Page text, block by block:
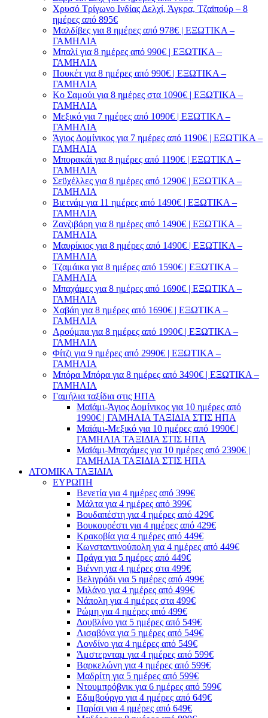
Χρυσό Τρίγωνο Ινδίας Δελχί, Άγκρα, Τζαϊπούρ – 8
ημέρες από 895€
Μαλδίβες για 8 ημέρες από 978€ | ΕΞΩΤΙΚΑ –
ΓΑΜΗΛΙΑ
Μπαλί για 8 ημέρες από 990€ | ΕΞΩΤΙΚΑ –
ΓΑΜΗΛΙΑ
Πουκέτ για 8 ημέρες από 990€ | ΕΞΩΤΙΚΑ –
ΓΑΜΗΛΙΑ
Κο Σαμούι για 8 ημέρες στα 1090€ | ΕΞΩΤΙΚΑ –
ΓΑΜΗΛΙΑ
Μεξικό για 7 ημέρες από 1090€ | ΕΞΩΤΙΚΑ –
ΓΑΜΗΛΙΑ
Άγιος Δομίνικος για 7 ημέρες από 1190€ | ΕΞΩΤΙΚΑ –
ΓΑΜΗΛΙΑ
Μπορακάϊ για 8 ημέρες από 1190€ | ΕΞΩΤΙΚΑ –
ΓΑΜΗΛΙΑ
Σεϋχέλλες για 8 ημέρες από 1290€ | ΕΞΩΤΙΚΑ –
ΓΑΜΗΛΙΑ
Βιετνάμ για 11 ημέρες από 1490€ | ΕΞΩΤΙΚΑ –
ΓΑΜΗΛΙΑ
Ζανζιβάρη για 8 ημέρες από 1490€ | ΕΞΩΤΙΚΑ –
ΓΑΜΗΛΙΑ
Μαυρίκιος για 8 ημέρες από 1490€ | ΕΞΩΤΙΚΑ –
ΓΑΜΗΛΙΑ
Τζαμάικα για 8 ημέρες από 1590€ | ΕΞΩΤΙΚΑ –
ΓΑΜΗΛΙΑ
Μπαχάμες για 8 ημέρες από 1690€ | ΕΞΩΤΙΚΑ –
ΓΑΜΗΛΙΑ
Χαβάη για 8 ημέρες από 1690€ | ΕΞΩΤΙΚΑ –
ΓΑΜΗΛΙΑ
Αρούμπα για 8 ημέρες από 1990€ | ΕΞΩΤΙΚΑ –
ΓΑΜΗΛΙΑ
Φίτζι για 9 ημέρες από 2990€ | ΕΞΩΤΙΚΑ –
ΓΑΜΗΛΙΑ
Μπόρα Μπόρα για 8 ημέρες από 3490€ | ΕΞΩΤΙΚΑ –
ΓΑΜΗΛΙΑ
Γαμήλια ταξίδια στις ΗΠΑ
Μαϊάμι-Άγιος Δομίνικος για 10 ημέρες από
1990€ | ΓΑΜΗΛΙΑ ΤΑΞΙΔΙΑ ΣΤΙΣ ΗΠΑ
Μαϊάμι-Μεξικό για 10 ημέρες από 1990€ |
ΓΑΜΗΛΙΑ ΤΑΞΙΔΙΑ ΣΤΙΣ ΗΠΑ
Μαϊάμι-Μπαχάμες για 10 ημέρες από 2390€ |
ΓΑΜΗΛΙΑ ΤΑΞΙΔΙΑ ΣΤΙΣ ΗΠΑ
ΑΤΟΜΙΚΑ ΤΑΞΙΔΙΑ
ΕΥΡΩΠΗ
Βενετία για 4 ημέρες από 399€
Μάλτα για 4 ημέρες από 399€
Βουδαπέστη για 4 ημέρες από 429€
Βουκουρέστι για 4 ημέρες από 429€
Κρακοβία για 4 ημέρες από 449€
Κωνσταντινούπολη για 4 ημέρες από 449€
Πράγα για 5 ημέρες από 449€
Βιέννη για 4 ημέρες στα 499€
Βελιγράδι για 5 ημέρες από 499€
Μιλάνο για 4 ημέρες από 499€
Νάπολη για 4 ημέρες στα 499€
Ρώμη για 4 ημέρες από 499€
Δουβλίνο για 5 ημέρες από 549€
Λισαβόνα για 5 ημέρες από 549€
Λονδίνο για 4 ημέρες από 549€
Άμστερνταμ για 4 ημέρες από 599€
Βαρκελώνη για 4 ημέρες από 599€
Μαδρίτη για 5 ημέρες από 599€
Ντουμπρόβνικ για 6 ημέρες από 599€
Εδιμβούργο για 4 ημέρες από 649€
Παρίσι για 4 ημέρες από 649€